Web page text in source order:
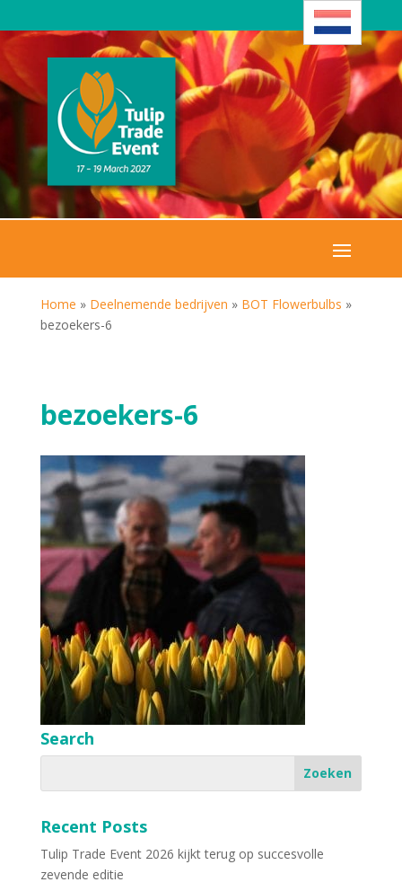
Home » Deelnemende bedrijven » BOT Flowerbulbs »
bezoekers-6
bezoekers-6
Search
Recent Posts
Tulip Trade Event 2026 kijkt terug op succesvolle
zevende editie